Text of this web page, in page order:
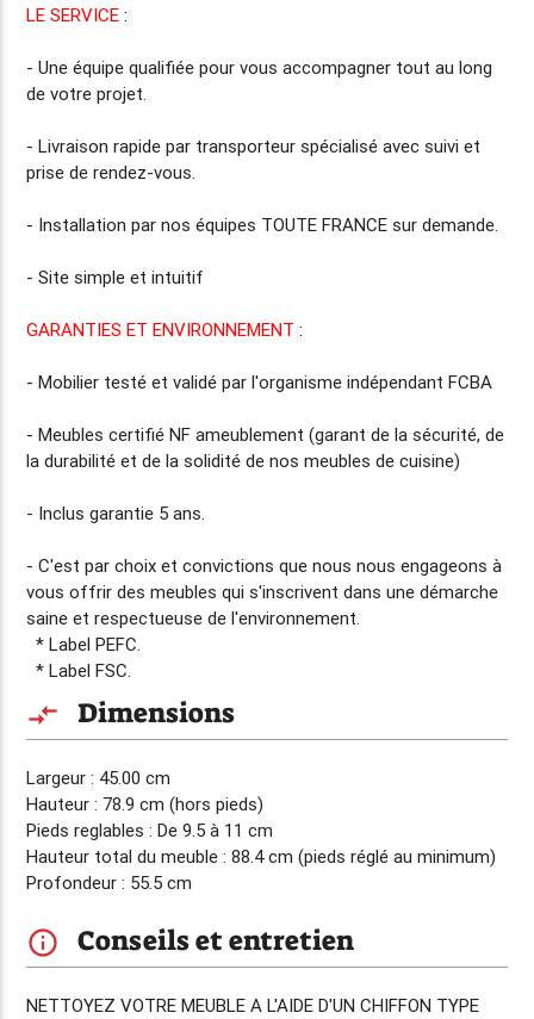
LE SERVICE:
- Une équipe qualifiée pour vous accompagner tout au long
de votre projet.
-Livraison rapide par transporteur spécialisé avec suivi et
prise de rendez-vous.
- Installation par nos équipes TOUTE FRANCE sur demande.
- Site simple et intuitif
GARANTIES ET ENVIRONNEMENT:
- Mobilier testé et validé par l'organisme indépendant FCBA
- Meubles certifié NF ameublement (garant de la sécurité, de
la durabilité et de la solidité de nos meubles de cuisine)
- Inclusgarantie 5 ans.
- C'est par choix et convictions que nous nous engageons à
vous offrir des meubles qui s'inscrivent dans une démarche
saine et respectueuse de l'environnement.
* Label PEFC.
* Label FSC.
compare_arrows Dimensions
Largeur : 45.00 cm
Hauteur : 78.9 cm (hors pieds)
Pieds reglables : De 9.5 à 11 cm
Hauteur total du meuble : 88.4 cm (pieds réglé au minimum)
Profondeur : 55.5 cm
info_outline Conseils et entretien
NETTOYEZ VOTRE MEUBLE A L'AIDE D'UN CHIFFON TYPE